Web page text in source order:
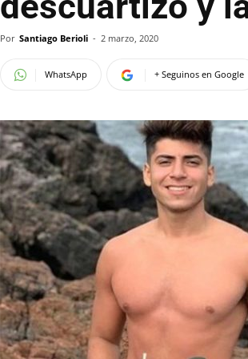
Por Santiago Berioli - 2 marzo, 2020
WhatsApp + Seguinos en Google